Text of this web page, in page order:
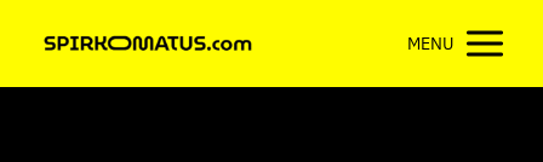
MENU